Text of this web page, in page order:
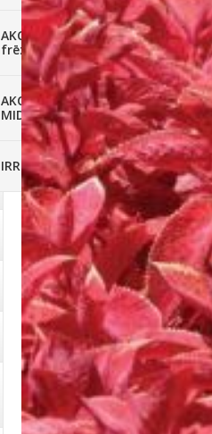
AKCIJAS komplekts - SOLIS 26
frēze + mulčieris
AKCIJAS komplekts - SOLIS 26
MID MOWER + piekabe
IRRITEC Pilienlaistīšanas